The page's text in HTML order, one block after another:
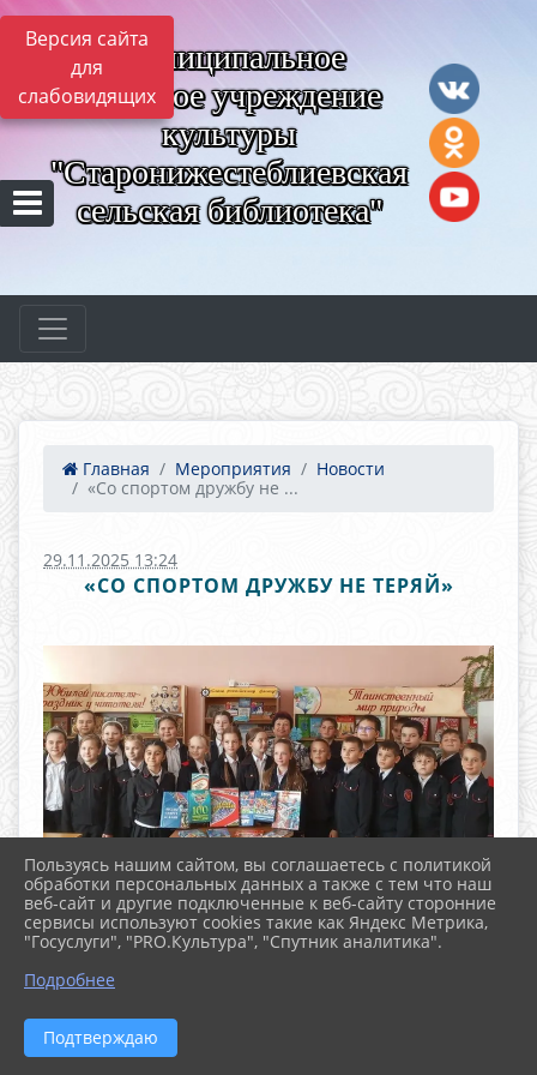
Версия сайта
для
слабовидящих
Муниципальное
казённое учреждение
культуры
"Старонижестеблиевская
сельская библиотека"
Главная Мероприятия
Новости
«Со спортом дружбу не ...
29.11.2025 13:24
«СО СПОРТОМ ДРУЖБУ НЕ ТЕРЯЙ»
Марафон здоровья посетили учащиеся 4 «Б» класса
школы 15. И совершили экскурс в историю
наиболее популярными видами спорта, а так же, с
российскими и кубанскими спортсменами, которые
Пользуясь нашим сайтом, вы соглашаетесь с политикой
обработки персональных данных а также с тем что наш
веб-сайт и другие подключенные к веб-сайту сторонние
сервисы используют cookies такие как Яндекс Метрика,
"Госуслуги", "PRO.Культура", "Спутник аналитика".
Подробнее
Подтверждаю